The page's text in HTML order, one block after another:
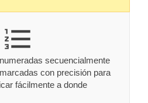
secuencialmente
con precisión para
fácilmente a donde